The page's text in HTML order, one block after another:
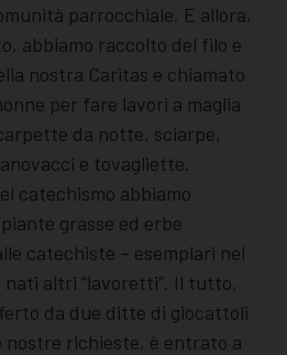
parrocchiale. E allora,
abbiamo raccolto del filo e
nostra Caritas e chiamato
per fare lavori a maglia
da notte, sciarpe,
e tovagliette.
catechismo abbiamo
grasse ed erbe
catechiste – esemplari nel
nati altri “lavoretti”. Il tutto,
da due ditte di giocattoli
nostre richieste, è entrato a